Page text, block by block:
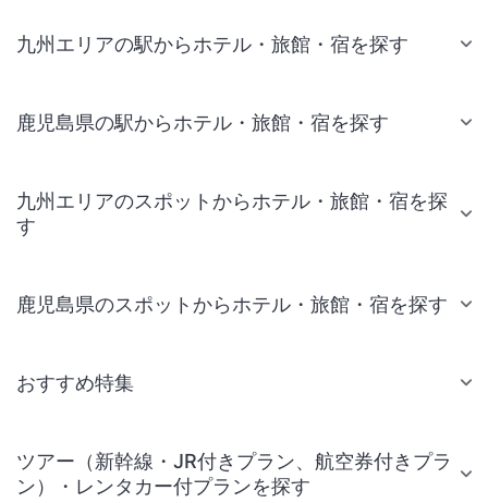
九州エリアの駅からホテル・旅館・宿を探す
鹿児島県の駅からホテル・旅館・宿を探す
九州エリアのスポットからホテル・旅館・宿を探
す
鹿児島県のスポットからホテル・旅館・宿を探す
おすすめ特集
ツアー（新幹線・JR付きプラン、航空券付きプラ
ン）・レンタカー付プランを探す